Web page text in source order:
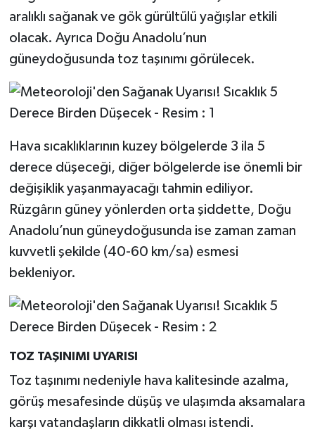
aralıklı sağanak ve gök gürültülü yağışlar etkili
olacak. Ayrıca Doğu Anadolu’nun
güneydoğusunda toz taşınımı görülecek.
Hava sıcaklıklarının kuzey bölgelerde 3 ila 5
derece düşeceği, diğer bölgelerde ise önemli bir
değişiklik yaşanmayacağı tahmin ediliyor.
Rüzgârın güney yönlerden orta şiddette, Doğu
Anadolu’nun güneydoğusunda ise zaman zaman
kuvvetli şekilde (40-60 km/sa) esmesi
bekleniyor.
TOZ TAŞINIMI UYARISI
Toz taşınımı nedeniyle hava kalitesinde azalma,
görüş mesafesinde düşüş ve ulaşımda aksamalara
karşı vatandaşların dikkatli olması istendi.